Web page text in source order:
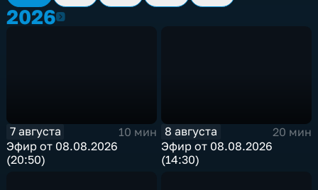
20262026
7 августа
10 мин
Эфир от 08.08.2026
(20:50)
8 августа
20 мин
Эфир от 08.08.2026
(14:30)